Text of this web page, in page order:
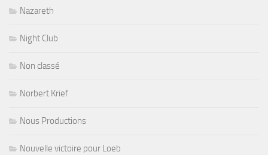
Nazareth
Night Club
Non classé
Norbert Krief
Nous Productions
Nouvelle victoire pour Loeb